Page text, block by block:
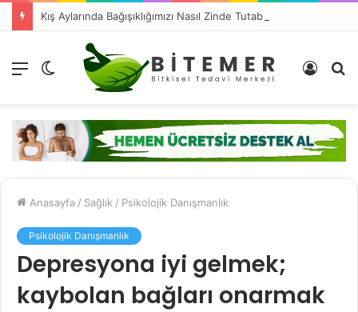
Kış Aylarında Bağışıklığımızı Nasıl Zinde Tutabiliriz?
Menü
görünümü
Kayıt
Anasayfa / Sağlık / Psikolojik Danışmanlık
Psikolojik Danışmanlık
Depresyona iyi gelmek;
kaybolan bağları onarmak